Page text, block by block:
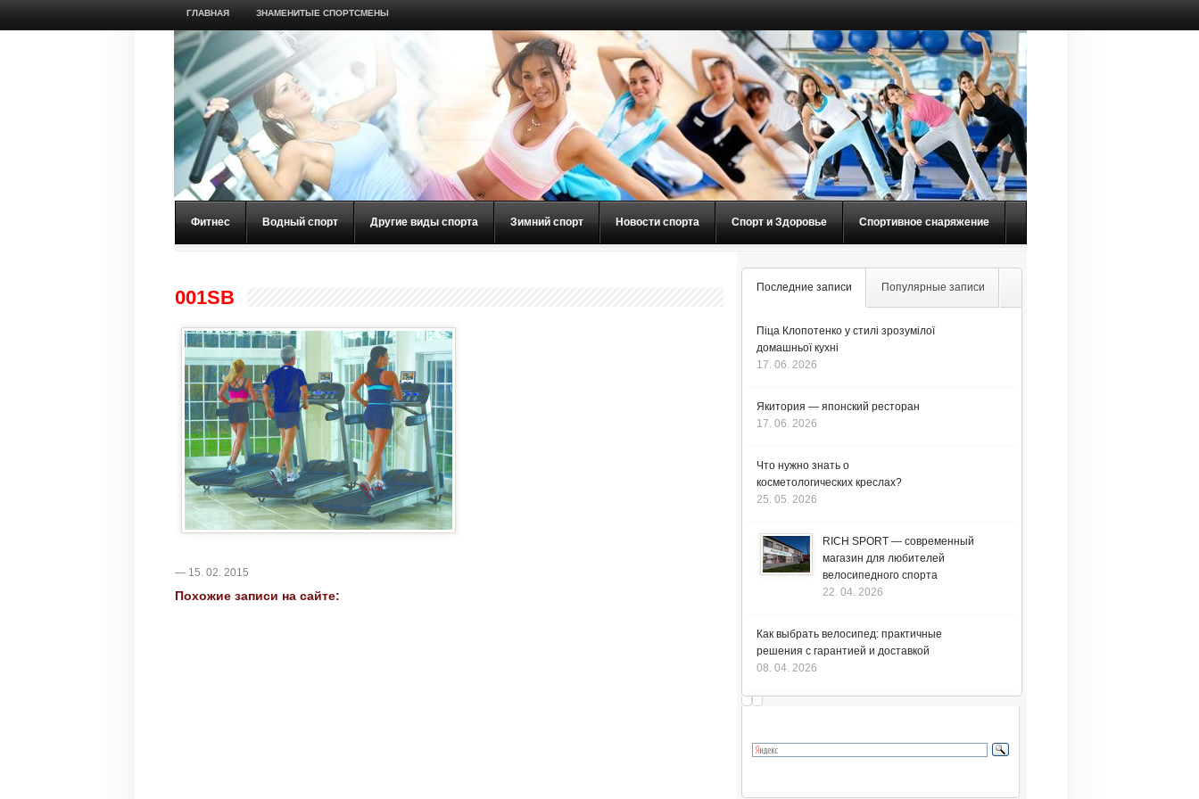
ГЛАВНАЯ ЗНАМЕНИТЫЕ СПОРТСМЕНЫ
Фитнес Водный спорт Другие виды спорта Зимний спорт Новости спорта Спорт и Здоровье Спортивное снаряжение
001SB
— 15. 02. 2015
Похожие записи на сайте:
Последние записи Популярные записи
Піца Клопотенко у стилі зрозумілої
домашньої кухні
17. 06. 2026
Якитория — японский ресторан
17. 06. 2026
Что нужно знать о
косметологических креслах?
25. 05. 2026
RICH SPORT — современный
магазин для любителей
велосипедного спорта
22. 04. 2026
Как выбрать велосипед: практичные
решения с гарантией и доставкой
08. 04. 2026